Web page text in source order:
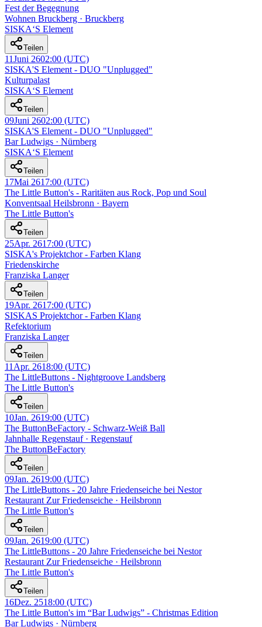
Fest der Begegnung
Wohnen Bruckberg · Bruckberg
SISKA‘S Element
Teilen
11Juni 2602:00 (UTC)
SISKA'S Element - DUO "Unplugged"
Kulturpalast
SISKA‘S Element
Teilen
09Juni 2602:00 (UTC)
SISKA'S Element - DUO "Unplugged"
Bar Ludwigs · Nürnberg
SISKA‘S Element
Teilen
17Mai 2617:00 (UTC)
The Little Button's - Raritäten aus Rock, Pop und Soul
Konventsaal Heilsbronn · Bayern
The Little Button's
Teilen
25Apr. 2617:00 (UTC)
SISKA's Projektchor - Farben Klang
Friedenskirche
Franziska Langer
Teilen
19Apr. 2617:00 (UTC)
SISKAS Projektchor - Farben Klang
Refektorium
Franziska Langer
Teilen
11Apr. 2618:00 (UTC)
The LittleButtons - Nightgroove Landsberg
The Little Button's
Teilen
10Jan. 2619:00 (UTC)
The ButtonBeFactory - Schwarz-Weiß Ball
Jahnhalle Regenstauf · Regenstauf
The ButtonBeFactory
Teilen
09Jan. 2619:00 (UTC)
The LittleButtons - 20 Jahre Friedenseiche bei Nestor
Restaurant Zur Friedenseiche · Heilsbronn
The Little Button's
Teilen
09Jan. 2619:00 (UTC)
The LittleButtons - 20 Jahre Friedenseiche bei Nestor
Restaurant Zur Friedenseiche · Heilsbronn
The Little Button's
Teilen
16Dez. 2518:00 (UTC)
The Little Button's im “Bar Ludwigs” - Christmas Edition
Bar Ludwigs · Nürnberg